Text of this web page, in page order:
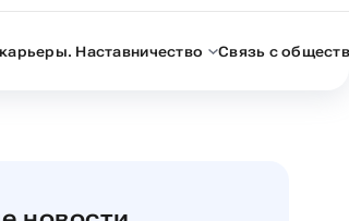
Наставничество Связь с